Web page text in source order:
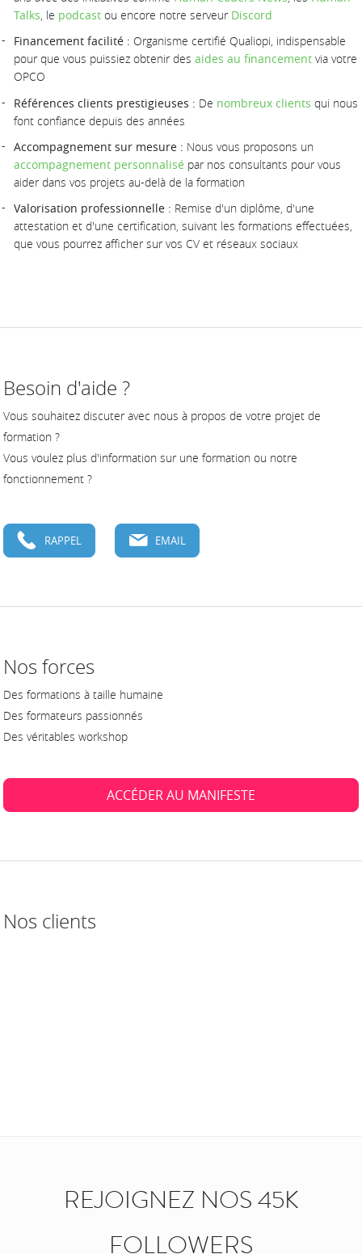
Talks, le podcast ou encore notre serveur Discord
Financement facilité : Organisme certifié Qualiopi, indispensable
pour que vous puissiez obtenir des aides au financement via votre
OPCO
Références clients prestigieuses : De nombreux clients qui nous
font confiance depuis des années
Accompagnement sur mesure : Nous vous proposons un
accompagnement personnalisé par nos consultants pour vous
aider dans vos projets au-delà de la formation
Valorisation professionnelle : Remise d'un diplôme, d'une
attestation et d'une certification, suivant les formations effectuées,
que vous pourrez afficher sur vos CV et réseaux sociaux
Besoin d'aide ?
Vous souhaitez discuter avec nous à propos de votre projet de
formation ?
Vous voulez plus d'information sur une formation ou notre
fonctionnement ?
RAPPEL EMAIL
Nos forces
Des formations à taille humaine
Des formateurs passionnés
Des véritables workshop
ACCÉDER AU MANIFESTE
Nos clients
REJOIGNEZ NOS 45K
FOLLOWERS